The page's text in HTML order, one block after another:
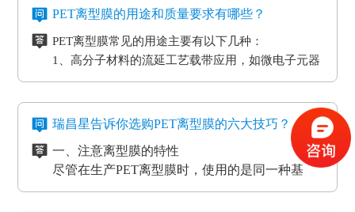
具备离型力匀称平稳、等特点，还可以按客户标准
氟素离型膜别称氟塑离型膜。这类离型膜是由表层
性。相对于硅胶带，具备优质的剥离特性。氟素离
型膜主要是应用于高温胶带、金手指复合模切加工
工艺。
三、非硅离型膜是干什么用的？
非硅离型膜的适用范围有热溶胶、HC的转印纸、微
粘胶以及微粘胶保护膜生产加工用离型膜。除此之
外，因其剥离力较重，在生产加工极其细微的构件
时，能够 具有很好的避免 离型膜挪动或掉下来的功
四、防静电离型膜是干什么用的？
在信息时代，电磁波会对没经屏蔽掉的敏感度电子
元器件、线路板、通讯设备等会产生不一样程度上
的影响，导致数据信息失真、通讯混乱。而电流的
磁效应和磨擦产生的静电感应对各种各样敏感元
PET离型膜的用途和质量要求有哪些？
PET离型膜常见的用途主要有以下几种：
1、高分子材料的流延工艺载带应用，如微电子元器
件
3、各种多层印刷线路板行业的层压工艺应用
5、PCB/PCL应用
6、光电模切冲型行业应用
PET离型膜的质量要求也不一样：
瑞昌星告诉你选购PET离型膜的六大技巧？
一、注意离型膜的特性
尽管在生产PET离型膜时，使用的是同一种基
材，但是使用不一样的离型剂，就会得到不一样